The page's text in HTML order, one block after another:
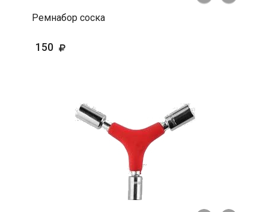
Ремнабор соска
150